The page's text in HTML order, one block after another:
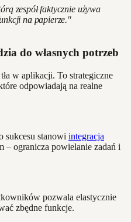
zespół faktycznie używa
na papierze."
do własnych potrzeb
w aplikacji. To strategiczne
odpowiadają na realne
sukcesu stanowi integracja
– ogranicza powielanie zadań i
pozwala elastycznie
zbędne funkcje.